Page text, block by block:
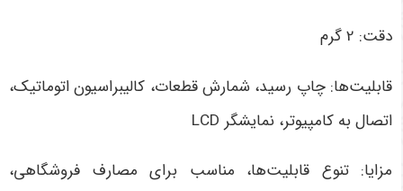
دقت: 2 گرم
قابلیت‌ها: چاپ رسید، شمارش قطعات، کالیبراسیون اتوماتیک،
اتصال به کامپیوتر، نمایشگر LCD
مزایا: تنوع قابلیت‌ها، مناسب برای مصارف فروشگاهی،